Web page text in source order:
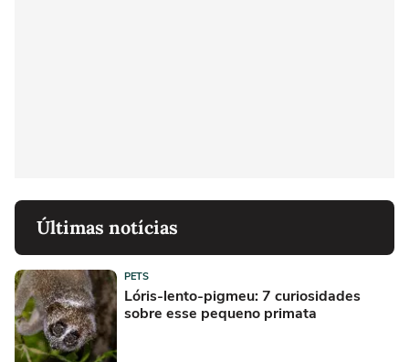
Últimas notícias
PETS
Lóris-lento-pigmeu: 7 curiosidades
sobre esse pequeno primata